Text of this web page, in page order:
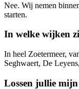
Nee. Wij nemen
starten.
In welke wijken
In heel Zoetermeer,
Seghwaert, De
Lossen jullie